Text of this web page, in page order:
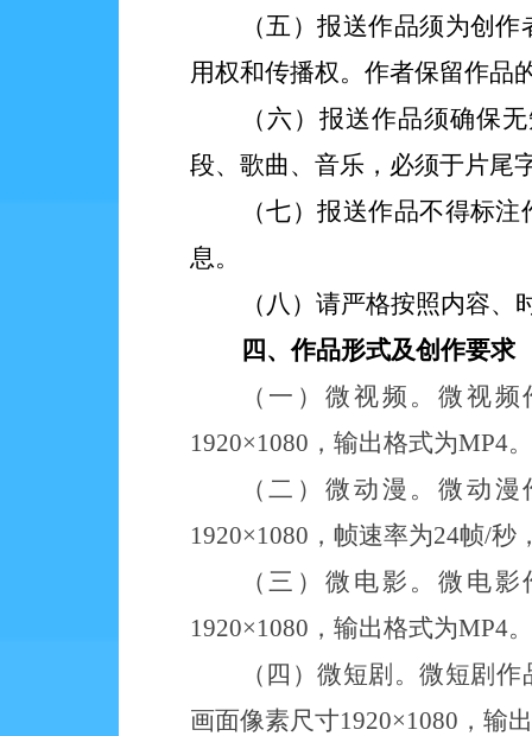
（五）报送作品须为创作
用权和传播权。作者保留作品
（六） 报送作品须确保
段、歌曲、音乐，必须于片尾
（七）报送作品不得标注
息。
（八） 请严格按照内容、
四 、作品形式及创作要求
（一）微视频。微视
1920×1080，输出格式为MP4。
（二）微动漫。微动
1920×1080，帧速率为24帧/秒
（三）微电影。微电
1920×1080，输出格式为MP4。
（四）微短剧。微短剧
画面像素尺寸1920×1080，输